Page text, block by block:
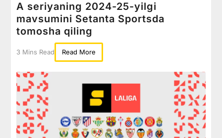
A seriyaning 2024-25-yilgi
mavsumini Setanta Sportsda
tomosha qiling
3 Mins Read Read More